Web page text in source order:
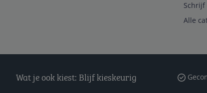
Schrijf
Alle
Wat je ook kiest: Blijf kieskeurig